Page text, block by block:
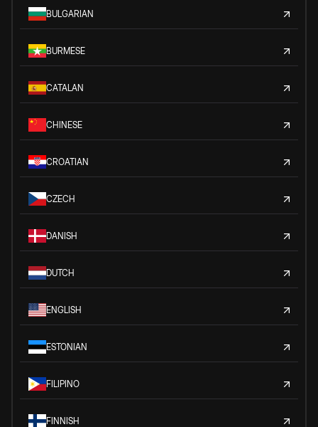
BULGARIAN
BURMESE
CATALAN
CHINESE
CROATIAN
CZECH
DANISH
DUTCH
ENGLISH
ESTONIAN
FILIPINO
FINNISH